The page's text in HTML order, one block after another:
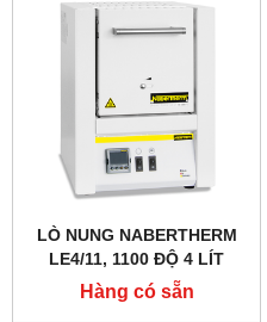
LÒ NUNG NABERTHERM
LE4/11, 1100 ĐỘ 4 LÍT
Hàng có sẵn